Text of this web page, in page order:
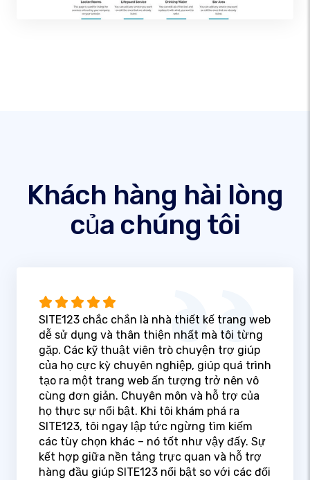
Khách hàng hài lòng
của chúng tôi
SITE123 chắc chắn là nhà thiết kế trang web
dễ sử dụng và thân thiện nhất mà tôi từng
gặp. Các kỹ thuật viên trò chuyện trợ giúp
của họ cực kỳ chuyên nghiệp, giúp quá trình
tạo ra một trang web ấn tượng trở nên vô
cùng đơn giản. Chuyên môn và hỗ trợ của
họ thực sự nổi bật. Khi tôi khám phá ra
SITE123, tôi ngay lập tức ngừng tìm kiếm
các tùy chọn khác – nó tốt như vậy đấy. Sự
kết hợp giữa nền tảng trực quan và hỗ trợ
hàng đầu giúp SITE123 nổi bật so với các đối